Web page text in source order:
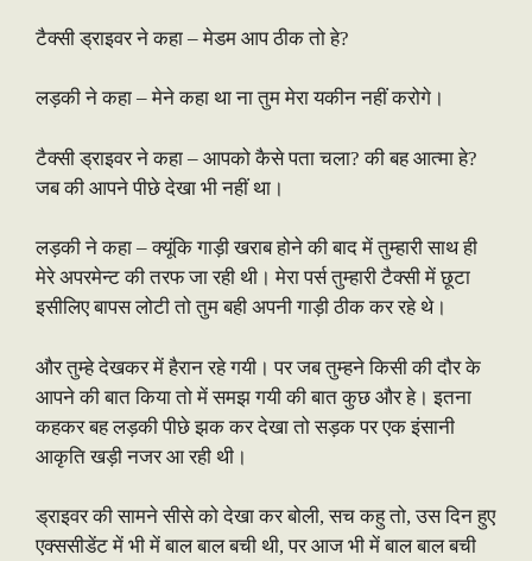
टैक्सी ड्राइवर ने कहा – मेडम आप ठीक तो हे?
लड़की ने कहा – मेने कहा था ना तुम मेरा यकीन नहीं करोगे।
टैक्सी ड्राइवर ने कहा – आपको कैसे पता चला? की बह आत्मा हे?
जब की आपने पीछे देखा भी नहीं था।
लड़की ने कहा – क्यूंकि गाड़ी खराब होने की बाद में तुम्हारी साथ ही
मेरे अपरमेन्ट की तरफ जा रही थी। मेरा पर्स तुम्हारी टैक्सी में छूटा
इसीलिए बापस लोटी तो तुम बही अपनी गाड़ी ठीक कर रहे थे।
और तुम्हे देखकर में हैरान रहे गयी। पर जब तुम्हने किसी की दौर के
आपने की बात किया तो में समझ गयी की बात कुछ और हे। इतना
कहकर बह लड़की पीछे झक कर देखा तो सड़क पर एक इंसानी
आकृति खड़ी नजर आ रही थी।
ड्राइवर की सामने सीसे को देखा कर बोली, सच कहु तो, उस दिन हुए
एक्ससीडेंट में भी में बाल बाल बची थी, पर आज भी में बाल बाल बची